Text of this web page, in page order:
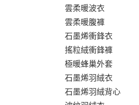
雲柔暖波衣
雲柔暖腹褲
石墨烯衝鋒衣
搖粒絨衝鋒褲
極暖蜂巢外套
石墨烯羽絨衣
石墨烯羽絨背心